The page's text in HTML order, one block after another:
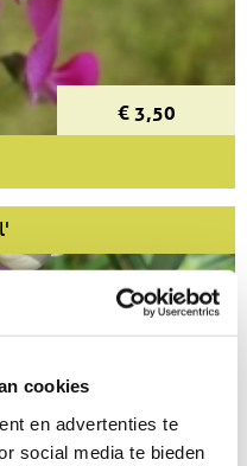
cookies
en advertenties te
social media te bieden
€ 3,50